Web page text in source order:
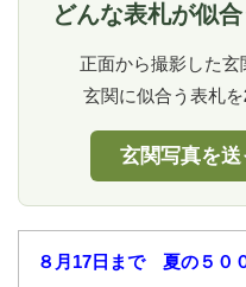
どんな表札が似
正面から撮影した玄
玄関に似合う表札を
玄関写真を
８月17日まで 夏の５０